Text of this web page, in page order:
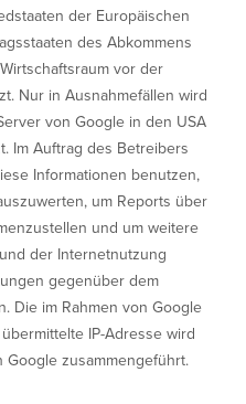
der Europäischen
des Abkommens
vor der
Nur in Ausnahmefällen wird
von Google in den USA
Im Auftrag des Betreibers
Informationen benutzen,
um Reports über
und um weitere
der Internetnutzung
gegenüber dem
Die im Rahmen von Google
IP-Adresse wird
zusammengeführt.